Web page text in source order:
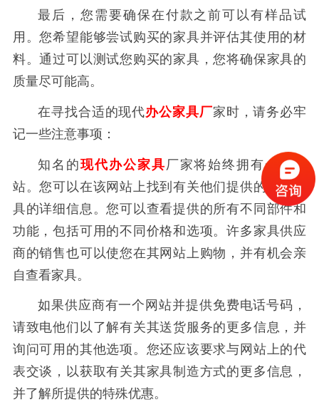
最后，您需要确保在付款之前可以有样品试
用。您希望能够尝试购买的家具并评估其使用的材
料。通过可以测试您购买的家具，您将确保家具的
质量尽可能高。
在寻找合适的现代办公家具厂家时，请务必牢
记一些注意事项：
知名的现代办公家具 厂家将始终拥有一个网
站。您可以在该网站上找到有关他们提供的各种家
具的详细信息。您可以查看提供的所有不同部件和
功能，包括可用的不同价格和选项。许多家具供应
商的销售也可以使您在其网站上购物，并有机会亲
自查看家具。
如果供应商有一个网站并提供免费电话号码，
请致电他们以了解有关其送货服务的更多信息，并
询问可用的其他选项。您还应该要求与网站上的代
表交谈，以获取有关其家具制造方式的更多信息，
并了解所提供的特殊优惠。